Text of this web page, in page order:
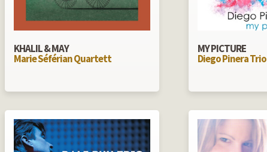
KHALIL & MAY
Marie Séférian Quartett
MY PICTURE
Diego Pinera Trio